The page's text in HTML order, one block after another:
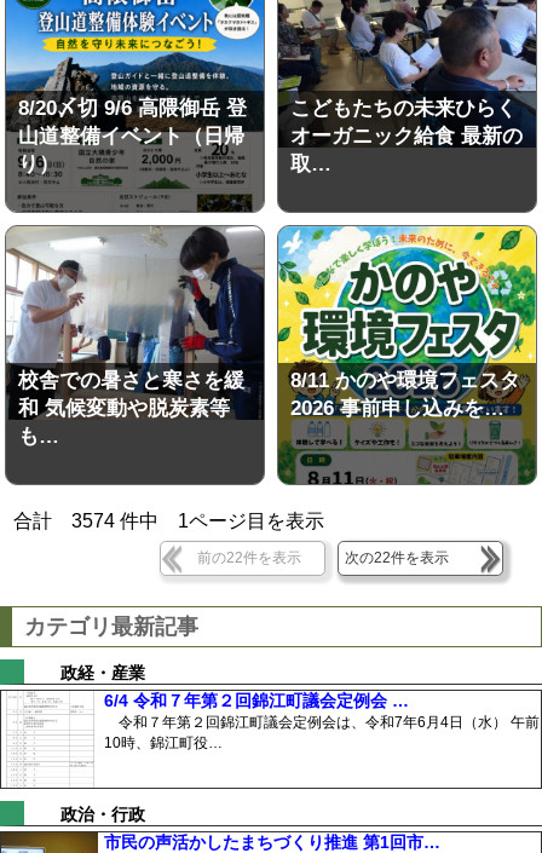
8/20〆切 9/6 高隈御岳 登
山道整備イベント（日帰
り）
こどもたちの未来ひらく
オーガニック給食 最新の
取…
校舎での暑さと寒さを緩
和 気候変動や脱炭素等
も…
8/11 かのや環境フェスタ
2026 事前申し込みを…
合計3574 件中 1ページ目を表示
前の22件を表示 次の22件を表示
カテゴリ最新記事
政経・産業
6/4 令和７年第２回錦江町議会定例会 …
令和７年第２回錦江町議会定例会は、令和7年6月4日（水） 午前
10時、錦江町役…
政治・行政
市民の声活かしたまちづくり推進 第1回市…